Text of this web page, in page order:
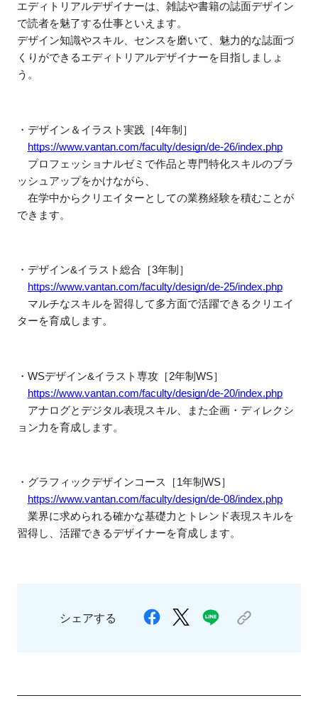
エディトリアルデザイナーは、雑誌や書籍の誌面デザイン
で読者を魅了する仕事といえます。
デザイン知識やスキル、センスを磨いて、魅力的な誌面づ
くりができるエディトリアルデザイナーを目指しましょ
う。
・デザイン＆イラスト実践［4年制］
https://www.vantan.com/faculty/design/de-26/index.php
プロフェッショナルゼミで作品と専門特化スキルのブラ
ッシュアップをかけながら、
在学中からクリエイターとしての業務経験を積むことが
できます。
・デザイン&イラスト総合［3年制］
https://www.vantan.com/faculty/design/de-25/index.php
マルチなスキルを習得して多方面で活躍できるクリエイ
ターを育成します。
・WSデザイン&イラスト専攻［2年制WS］
https://www.vantan.com/faculty/design/de-20/index.php
アナログとデジタル表現スキル、また企画・ディレクシ
ョン力を育成します。
・グラフィックデザインコース
［1年制WS］
https://www.vantan.com/faculty/design/de-08/index.php
業界に求められる確かな基礎力とトレンド表現スキルを
習得し、活躍できるデザイナーを育成します。
シェアする